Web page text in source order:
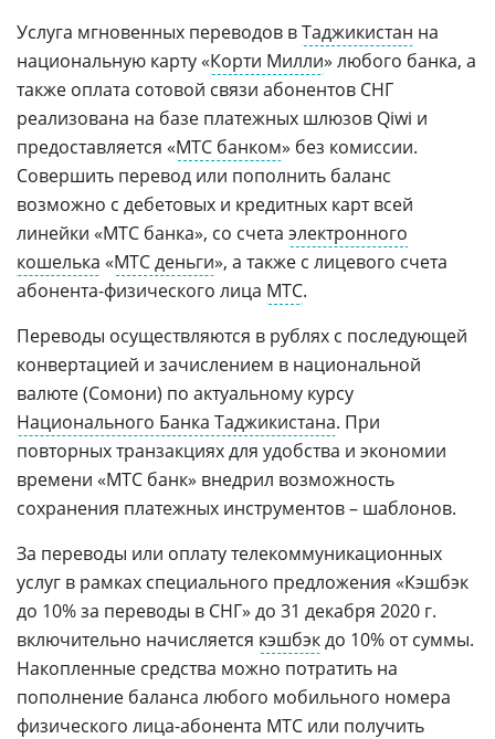
Услуга мгновенных переводов вТаджикистан на
национальную карту «Корти Милли» любого банка, а
также оплата сотовой связи абонентов СНГ
реализована на базе платежных шлюзов Qiwi и
предоставляется «МТС банком» без комиссии.
Совершить перевод или пополнить баланс
возможно с дебетовых и кредитных карт всей
линейки «МТС банка», со счета электронного
кошелька «МТС деньги», а также с лицевого счета
абонента-физического лица МТС.
Переводы осуществляются в рублях с последующей
конвертацией и зачислением в национальной
валюте (Сомони) по актуальному курсу
Национального Банка Таджикистана. При
повторных транзакциях для удобства и экономии
времени «МТС банк» внедрил возможность
сохранения платежных инструментов – шаблонов.
За переводы или оплату телекоммуникационных
услуг в рамках специального предложения «Кэшбэк
до 10% за переводы в СНГ» до 31 декабря 2020 г.
включительно начисляется кэшбэкдо 10% от суммы.
Накопленные средства можно потратить на
пополнение баланса любого мобильного номера
физического лица-абонента МТС или получить